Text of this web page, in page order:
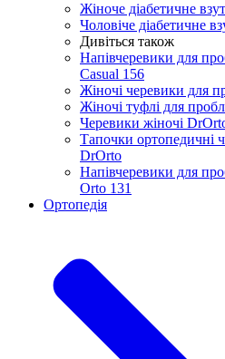
Жіноче діабетичне
Чоловіче діабетичне
Дивіться також
Напівчеревики для
Casual 156
Жіночі черевики для
Жіночі туфлі для
Черевики жіночі
Тапочки ортопедичні
DrOrtо
Напівчеревики для
Orto 131
Ортопедія